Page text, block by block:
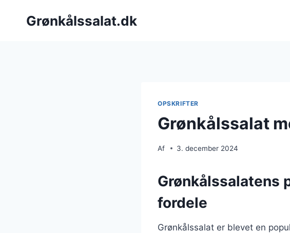
Grønkålssalat.dk
OPSKRIFTER
Grønkålssalat
Af 3. december 2024
Grønkålssalatens
fordele
Grønkålssalat er blevet en